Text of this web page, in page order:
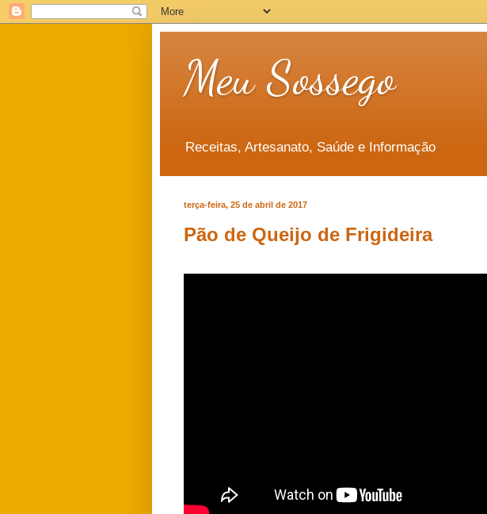
Meu Sossego
Receitas, Artesanato, Saúde e Informação
terça-feira, 25 de abril de 2017
Pão de Queijo de Frigideira